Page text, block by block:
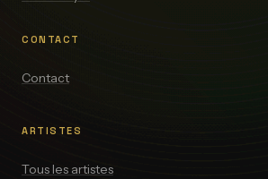
CONTACT
Contact
ARTISTES
Tous les artistes